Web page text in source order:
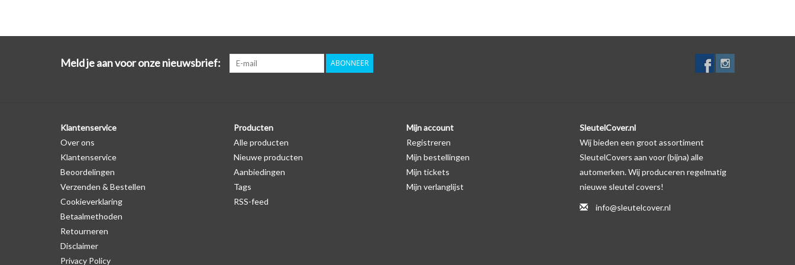
autosleutel hoesje, waardoor het logo in de meeste gevallen op de originele autosleutel behuizing wel
zichtbaar is. U kunt dit zelf nagaan door op de productfoto te kijken of er een logo zichtbaar is.
Merk: SleutelCover
Geschikt voor: Lexus
Gewicht: 20g
Meld je aan voor onze nieuwsbrief: ABONNEER
Klantenservice
Over ons
Klantenservice
Beoordelingen
Verzenden & Bestellen
Cookieverklaring
Betaalmethoden
Retourneren
Disclaimer
Privacy Policy
Producten
Alle producten
Nieuwe producten
Aanbiedingen
Tags
RSS-feed
Mijn account
Registreren
Mijn bestellingen
Mijn tickets
Mijn verlanglijst
SleutelCover.nl
Wij bieden een groot assortiment
SleutelCovers aan voor (bijna) alle
automerken. Wij produceren regelmatig
nieuwe sleutel covers!
info@sleutelcover.nl